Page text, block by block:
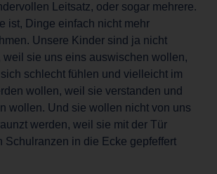
Leitsatz, oder sogar mehrere.
ist, Dinge einfach nicht mehr
Unsere Kinder sind ja nicht
weil sie uns eins auswischen wollen,
schlecht fühlen und vielleicht im
wollen, weil sie verstanden und
wollen. Und sie wollen nicht von uns
werden, weil sie mit der Tür
Schulranzen in die Ecke gepfeffert